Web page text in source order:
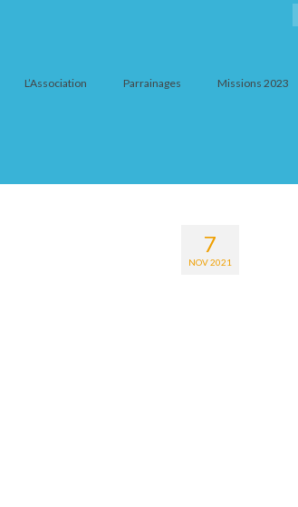
:
L’Association Parrainages Missions 2023
7
NOV 2021